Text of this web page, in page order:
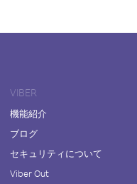
VIBER
機能紹介
ブログ
セキュリティについて
Viber Out